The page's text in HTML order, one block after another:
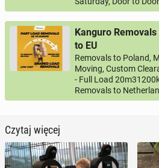
Kanguro
to EU
Removals to Poland,
Moving, Custom
- Full Load
Removals to
Czytaj więcej